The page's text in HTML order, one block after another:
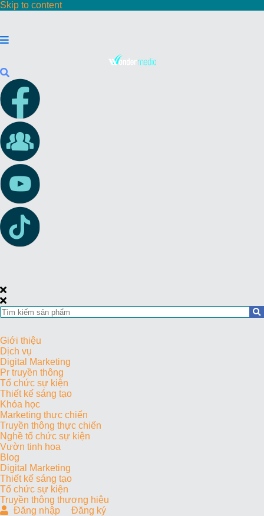
Skip to content
Giới thiệu
Dịch vụ
Digital Marketing
Pr truyền thông
Tổ chức sự kiện
Thiết kế sáng tạo
Khóa học
Marketing thực chiến
Truyền thông thực chiến
Nghề tổ chức sự kiện
Vườn tinh hoa
Blog
Digital Marketing
Thiết kế sáng tạo
Tổ chức sự kiện
Truyền thông thương hiệu
Đăng nhập
Đăng ký